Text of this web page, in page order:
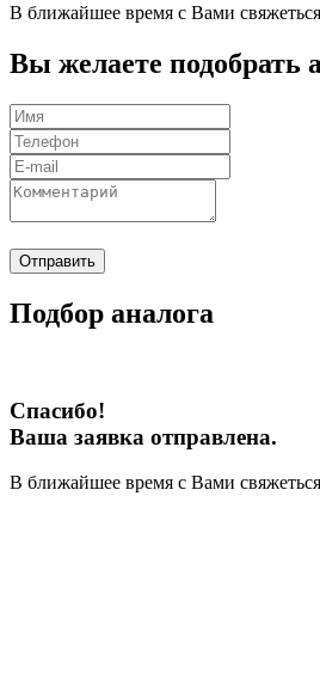
В ближайшее время с Вами
Вы желаете подобрать
Отправить
Подбор аналога
Спасибо!
Ваша заявка отправлена.
В ближайшее время с Вами